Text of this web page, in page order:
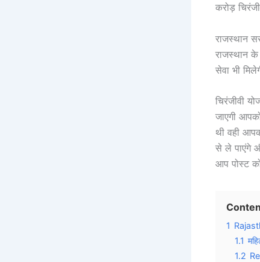
करोड़
राजस्थान
राजस्थान
सेवा भी
चिरंजीवी
जाएगी
थी वही
से ले पाएंगे
आप पोस्ट
1
1.1
1.2